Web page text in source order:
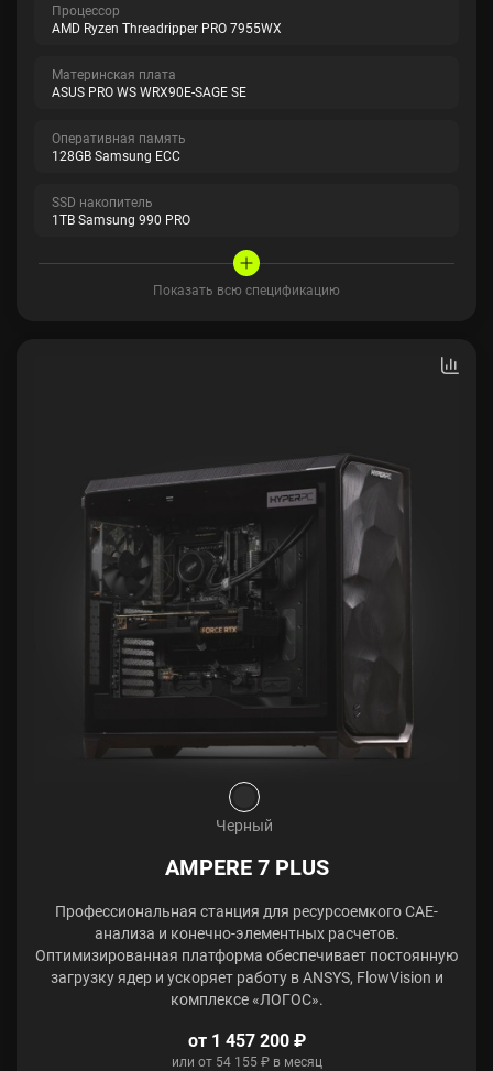
Процессор
AMD Ryzen Threadripper PRO 7955WX
Материнская плата
ASUS PRO WS WRX90E-SAGE SE
Оперативная память
128GB Samsung ECC
SSD накопитель
1TB Samsung 990 PRO
Показать всю спецификацию
Черный
AMPERE 7 PLUS
Профессиональная станция для ресурсоемкого CAE-
анализа и конечно-элементных расчетов.
Оптимизированная платформа обеспечивает постоянную
загрузку ядер и ускоряет работу в ANSYS, FlowVision и
комплексе «ЛОГОС».
от 1 457 200 ₽
или от 54 155 ₽ в месяц